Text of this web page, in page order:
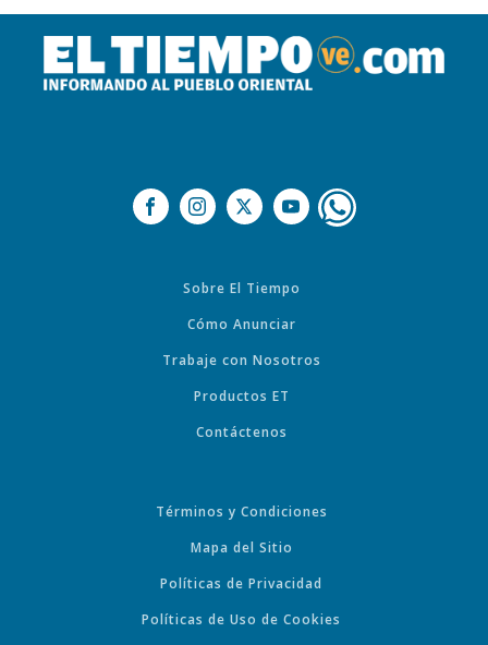
Sobre El Tiempo
Cómo Anunciar
Trabaje con Nosotros
Productos ET
Contáctenos
Términos y Condiciones
Mapa del Sitio
Políticas de Privacidad
Políticas de Uso de Cookies